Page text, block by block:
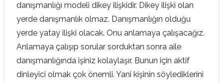
danışmanlığı modeli dikey ilişkidir. Dikey ilişki olan
yerde danışmanlık olmaz. Danışmanlığın olduğu
yerde yatay ilişki olacak. Onu anlamaya çalışacağız.
Anlamaya çalışıp sorular sorduktan sonra aile
danışmanlığında işiniz kolaylaşır. Bunun için aktif
dinleyici olmak çok önemli. Yani kişinin söylediklerini